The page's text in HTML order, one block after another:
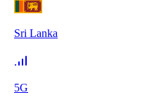
Sri Lanka
5G